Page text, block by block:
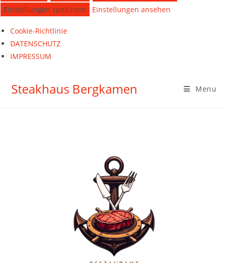
Einstellungen speichern
Einstellungen ansehen
Cookie-Richtlinie
DATENSCHUTZ
IMPRESSUM
Steakhaus Bergkamen Menu